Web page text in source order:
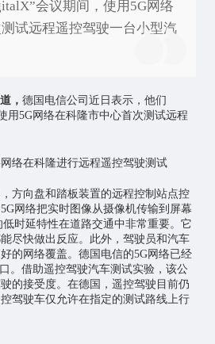
会议期间，使用5G网络
试远程遥控驾驶一台小型汽
， 德国电信公司近日表示，他们
用5G网络在科隆市中心首次测试远程
方向盘和踏板装置的远程控制站点控
网络把实时图像从摄像机传输到屏幕
低时延特性在道路交通中非常重要。它
尽快做出反应。此外，驾驶员和汽车
的网络覆盖。德国电信的5G网络已经
。借助遥控驾驶汽车测试实验，该公
的接受度。在德国，遥控驾驶目前仍
驾驶车仅允许在指定的测试路线上行